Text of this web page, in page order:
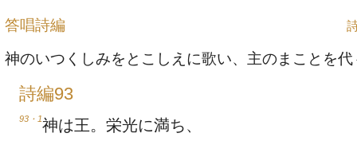
答唱詩編
神のいつくしみをとこしえに歌い、主のまことを
詩編93
93・1神は王。栄光に満ち、